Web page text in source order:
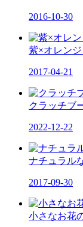
2016-10-30
紫×オレン
2017-04-21
クラッチブ
2022-12-22
ナチュラル
2017-09-30
小さなお花